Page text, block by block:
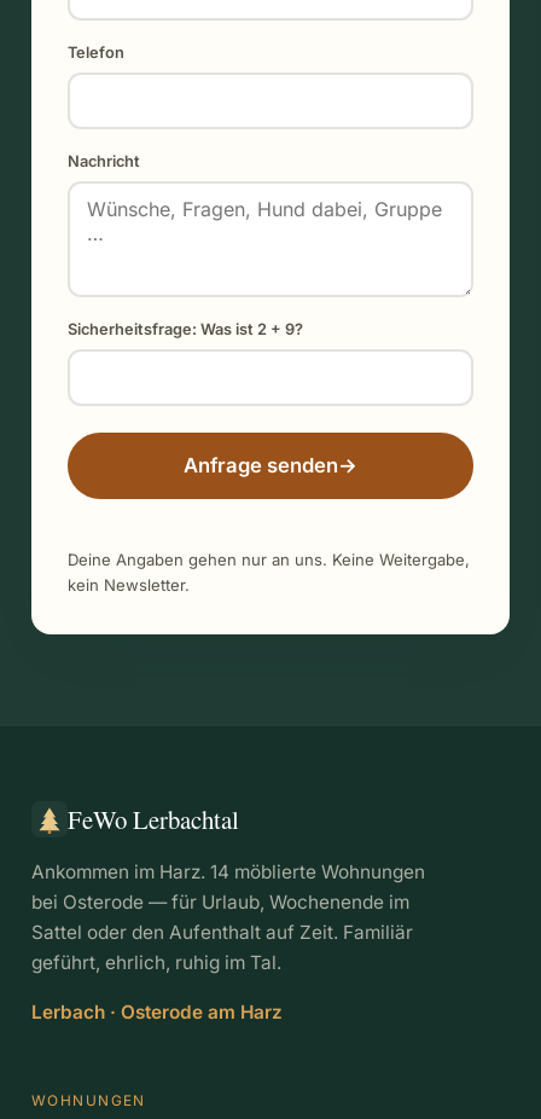
Telefon
Nachricht
Sicherheitsfrage: Was ist 2 + 9?
Anfrage senden→
Deine Angaben gehen nur an uns. Keine Weitergabe,
kein Newsletter.
FeWo Lerbachtal
Ankommen im Harz. 14 möblierte Wohnungen
bei Osterode — für Urlaub, Wochenende im
Sattel oder den Aufenthalt auf Zeit. Familiär
geführt, ehrlich, ruhig im Tal.
Lerbach · Osterode am Harz
WOHNUNGEN